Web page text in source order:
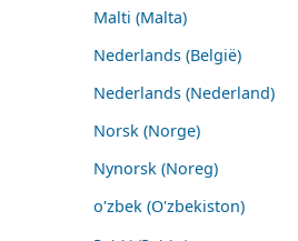
Malti (Malta)
Nederlands (België)
Nederlands (Nederland)
Norsk (Norge)
Nynorsk (Noreg)
o'zbek (O'zbekiston)